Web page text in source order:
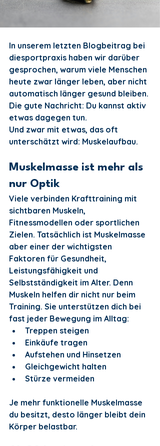
In unserem letzten Blogbeitrag bei
diesportpraxis haben wir darüber
gesprochen, warum viele Menschen
heute zwar länger leben, aber nicht
automatisch länger gesund bleiben.
Die gute Nachricht: Du kannst aktiv
etwas dagegen tun.
Und zwar mit etwas, das oft
unterschätzt wird: Muskelaufbau.
Muskelmasse ist mehr als
nur Optik
Viele verbinden Krafttraining mit
sichtbaren Muskeln,
Fitnessmodellen oder sportlichen
Zielen. Tatsächlich ist Muskelmasse
aber einer der wichtigsten
Faktoren für Gesundheit,
Leistungsfähigkeit und
Selbstständigkeit im Alter. Denn
Muskeln helfen dir nicht nur beim
Training. Sie unterstützen dich bei
fast jeder Bewegung im Alltag:
Treppen steigen
Einkäufe tragen
Aufstehen und Hinsetzen
Gleichgewicht halten
Stürze vermeiden
Je mehr funktionelle Muskelmasse
du besitzt, desto länger bleibt dein
Körper belastbar.